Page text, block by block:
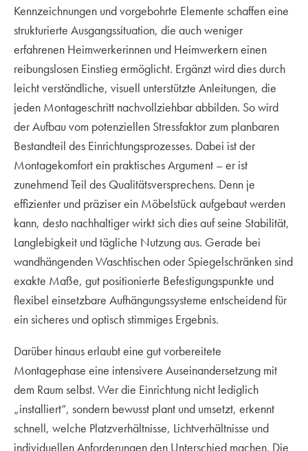
Kennzeichnungen und vorgebohrte Elemente schaffen eine
strukturierte Ausgangssituation, die auch weniger
erfahrenen Heimwerkerinnen und Heimwerkern einen
reibungslosen Einstieg ermöglicht. Ergänzt wird dies durch
leicht verständliche, visuell unterstützte Anleitungen, die
jeden Montageschritt nachvollziehbar abbilden. So wird
der Aufbau vom potenziellen Stressfaktor zum planbaren
Bestandteil des Einrichtungsprozesses. Dabei ist der
Montagekomfort ein praktisches Argument – er ist
zunehmend Teil des Qualitätsversprechens. Denn je
effizienter und präziser ein Möbelstück aufgebaut werden
kann, desto nachhaltiger wirkt sich dies auf seine Stabilität,
Langlebigkeit und tägliche Nutzung aus. Gerade bei
wandhängenden Waschtischen oder Spiegelschränken sind
exakte Maße, gut positionierte Befestigungspunkte und
flexibel einsetzbare Aufhängungssysteme entscheidend für
ein sicheres und optisch stimmiges Ergebnis.
Darüber hinaus erlaubt eine gut vorbereitete
Montagephase eine intensivere Auseinandersetzung mit
dem Raum selbst. Wer die Einrichtung nicht lediglich
„installiert“, sondern bewusst plant und umsetzt, erkennt
schnell, welche Platzverhältnisse, Lichtverhältnisse und
individuellen Anforderungen den Unterschied machen. Die